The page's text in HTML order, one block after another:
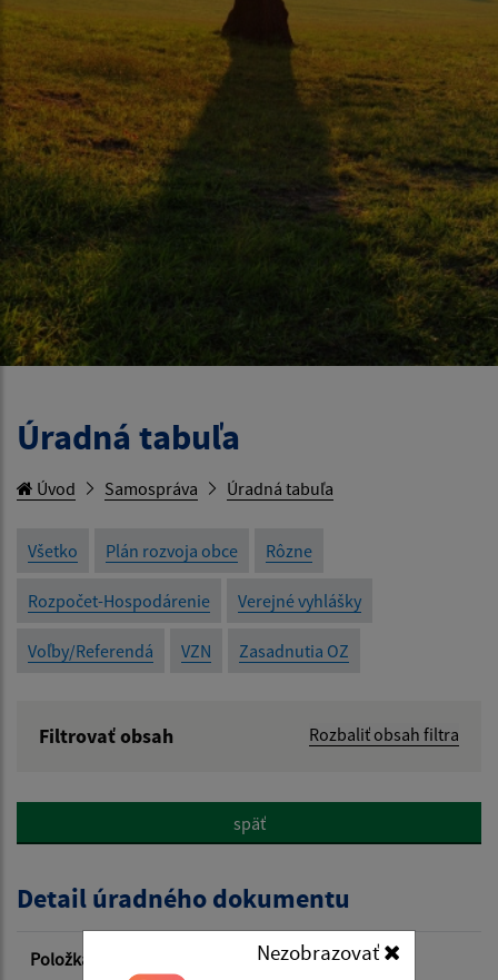
Nezobrazovať
Úradná tabuľa
Úvod Samospráva Úradná tabuľa
Všetko Plán rozvoja obce Rôzne
Rozpočet-Hospodárenie Verejné vyhlášky
Voľby/Referendá VZN Zasadnutia OZ
Filtrovať obsah Rozbaliť obsah filtra
Popis:
Dátum zverejnenia od:
späť
Detail úradného dokumentu
Položka